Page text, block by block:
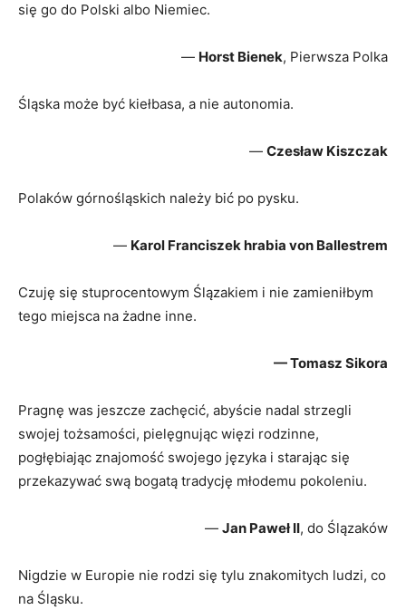
się go do Polski albo Niemiec.
— Horst Bienek, Pierwsza Polka
Śląska może być kiełbasa, a nie autonomia.
— Czesław Kiszczak
Polaków górnośląskich należy bić po pysku.
— Karol Franciszek hrabia von Ballestrem
Czuję się stuprocentowym Ślązakiem i nie zamieniłbym
tego miejsca na żadne inne.
— Tomasz Sikora
Pragnę was jeszcze zachęcić, abyście nadal strzegli
swojej tożsamości, pielęgnując więzi rodzinne,
pogłębiając znajomość swojego języka i starając się
przekazywać swą bogatą tradycję młodemu pokoleniu.
— Jan Paweł II, do Ślązaków
Nigdzie w Europie nie rodzi się tylu znakomitych ludzi, co
na Śląsku.